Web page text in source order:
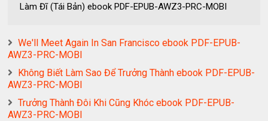
Làm Đĩ (Tái Bản) ebook PDF-EPUB-AWZ3-PRC-MOBI
We'll Meet Again In San Francisco ebook PDF-EPUB-
AWZ3-PRC-MOBI
Không Biết Làm Sao Để Trưởng Thành ebook PDF-EPUB-
AWZ3-PRC-MOBI
Trưởng Thành Đôi Khi Cũng Khóc ebook PDF-EPUB-
AWZ3-PRC-MOBI